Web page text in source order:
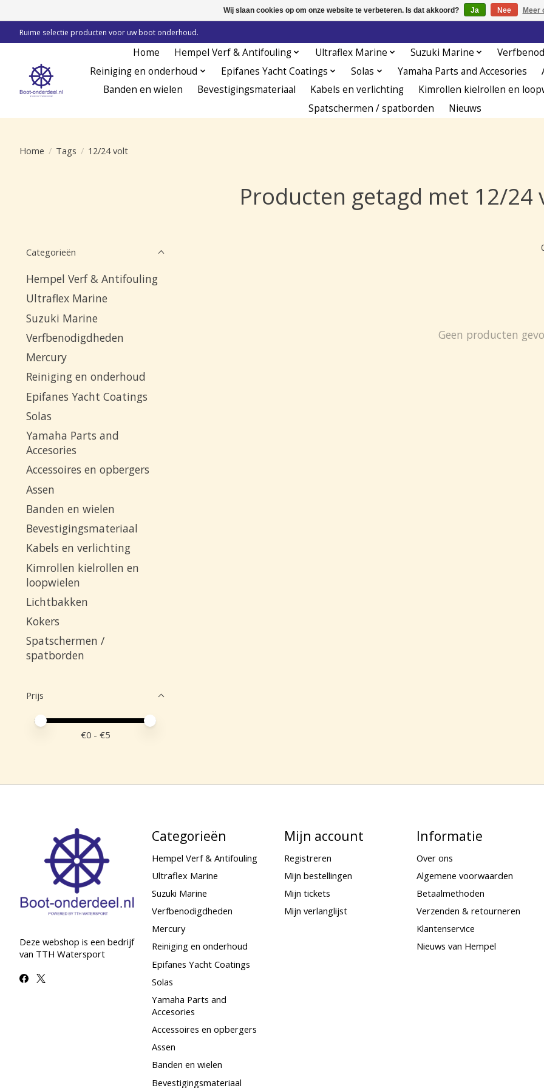
Ruime selectie producten voor uw boot onderhoud.
Home Hempel Verf & Antifouling Ultraflex Marine Suzuki Marine
Reiniging en onderhoud
Epifanes Yacht Coatings Solas Yamaha Parts and Accesories
Banden en wielen
Bevestigingsmateriaal Kabels en verlichting Kimrollen kielrollen en
Spatschermen / spatborden
Nieuws
Home / Tags / 12/24 volt
Producten getagd met 12/24
Categorieën
Hempel Verf & Antifouling
Ultraflex Marine
Suzuki Marine
Verfbenodigdheden
Mercury
Reiniging en onderhoud
Epifanes Yacht Coatings
Solas
Yamaha Parts and
Accesories
Accessoires en opbergers
Assen
Banden en wielen
Bevestigingsmateriaal
Kabels en verlichting
Kimrollen kielrollen en
loopwielen
Lichtbakken
Kokers
Spatschermen /
spatborden
Prijs
Minimale prijswaarde
Price maximum value
€0 - €5
Geen producten
Deze webshop is een bedrijf
van TTH Watersport
Categorieën
Hempel Verf & Antifouling
Ultraflex Marine
Suzuki Marine
Verfbenodigdheden
Mercury
Reiniging en onderhoud
Epifanes Yacht Coatings
Solas
Yamaha Parts and
Accesories
Accessoires en opbergers
Assen
Banden en wielen
Bevestigingsmateriaal
Mijn account
Registreren
Mijn bestellingen
Mijn tickets
Mijn verlanglijst
Informatie
Over ons
Algemene voorwaarden
Betaalmethoden
Verzenden & retourneren
Klantenservice
Nieuws van Hempel
Wij slaan cookies op om onze website te verbeteren. Is dat akkoord? Ja Nee Meer